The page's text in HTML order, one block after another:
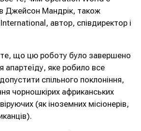
Джейсон Мандрік, також
International, автор, співдиректор і
що цю роботу було завершено
апартеїду, яке робило все
спільного поклоніння,
чорношкірих африканських
(як іноземних місіонерів,